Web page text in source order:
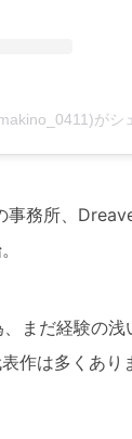
がシ
務所、
まだ経験の浅
作は多くあり